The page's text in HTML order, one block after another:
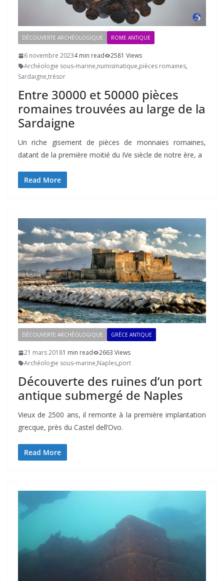
DÉCOUVERTE ARCHÉOLOGIQUE ROME ANTIQUE
6 novembre 20234 min read
2581 Views
Archéologie sous-marine,numismatique,pièces romaines,
Sardaigne,trésor
Entre 30000 et 50000 pièces
romaines trouvées au large de la
Sardaigne
Un riche gisement de pièces de monnaies romaines,
datant de la première moitié du IVe siècle de notre ère, a
Read More
DÉCOUVERTE ARCHÉOLOGIQUE GRÈCE ANTIQUE
21 mars 20181 min read
2663 Views
Archéologie sous-marine,Naples,port
Découverte des ruines d’un port
antique submergé de Naples
Vieux de 2500 ans, il remonte à la première implantation
grecque, près du Castel dell’Ovo.
Read More